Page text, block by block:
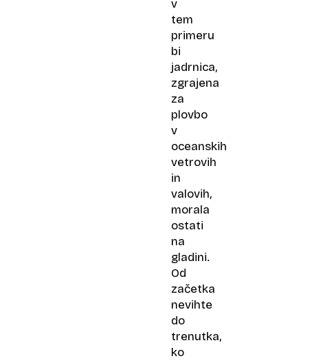
v
tem
primeru
bi
jadrnica,
zgrajena
za
plovbo
v
oceanskih
vetrovih
in
valovih,
morala
ostati
na
gladini.
Od
začetka
nevihte
do
trenutka,
ko